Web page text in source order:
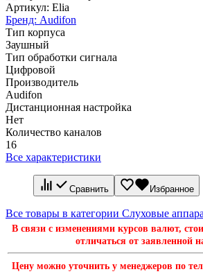
Артикул: Elia
Бренд: Audifon
Тип корпуса
Заушный
Тип обработки сигнала
Цифровой
Производитель
Audifon
Дистанционная настройка
Нет
Количество каналов
16
Все характеристики
Сравнить Избранное
Все товары в категории Слуховые
В связи с изменениями курсов валют,
отличаться от заявленной
Цену можно уточнить у менеджеров по